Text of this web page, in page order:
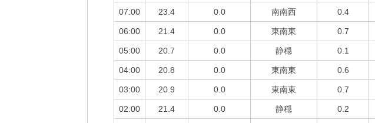
07:00 23.4 0.0 南南西 0.4
06:00 21.4 0.0 東南東 0.7
05:00 20.7 0.0 静穏 0.1
04:00 20.8 0.0 東南東 0.6
03:00 20.9 0.0 東南東 0.7
02:00 21.4 0.0 静穏 0.2